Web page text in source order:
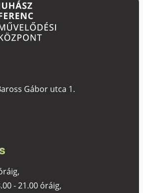
Gábor utca 1.
- 21.00 óráig,